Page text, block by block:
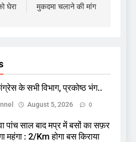
घेरा
मुकदमा चलाने की मांग
के सभी विभाग, प्रकोष्ठ भंग..
August 5, 2026 0
पांच साल बाद मप्र में बसों का सफ़र
महंगा : 2/Km होगा बस किराया